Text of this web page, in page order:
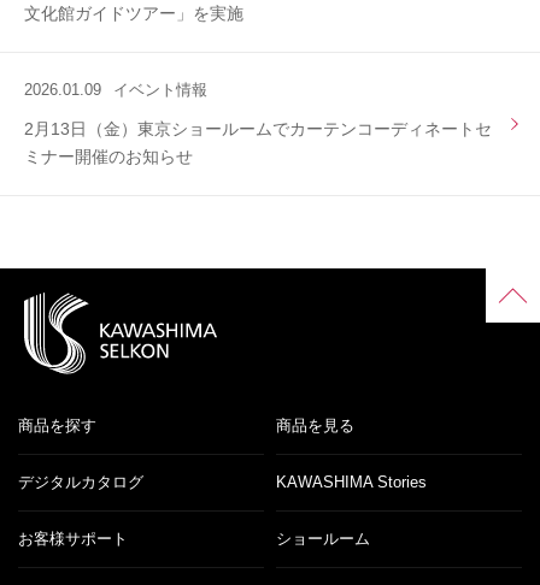
文化館ガイドツアー」を実施
2026.01.09 イベント情報
2月13日（金）東京ショールームでカーテンコーディネートセ
ミナー開催のお知らせ
商品を探す 商品を見る
デジタルカタログ KAWASHIMA Stories
お客様サポート ショールーム